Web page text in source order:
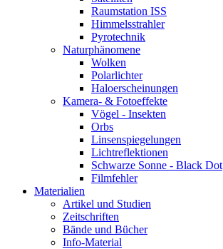
Raumstation ISS
Himmelsstrahler
Pyrotechnik
Naturphänomene
Wolken
Polarlichter
Haloerscheinungen
Kamera- & Fotoeffekte
Vögel - Insekten
Orbs
Linsenspiegelungen
Lichtreflektionen
Schwarze Sonne - Black Dot
Filmfehler
Materialien
Artikel und Studien
Zeitschriften
Bände und Bücher
Info-Material